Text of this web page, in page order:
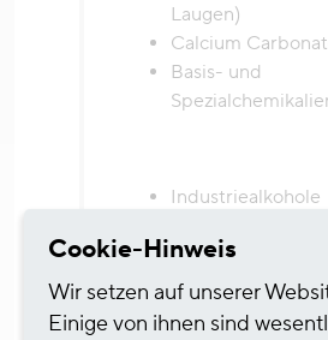
Laugen)
Calcium
Basis- und
Industriealkohole
Verschiedene
Flüssigprodukte
Cookie-Hinweis
Wir setzen auf unserer
Einige von ihnen sind